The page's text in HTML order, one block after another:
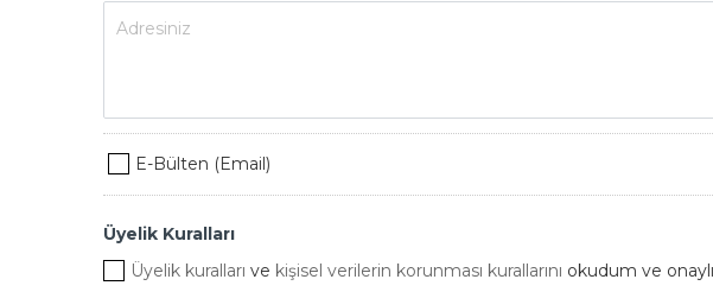
E-Bülten (Email)
Üyelik Kuralları
Üyelik kuralları ve kişisel verilerin korunması kurallarını okudum ve